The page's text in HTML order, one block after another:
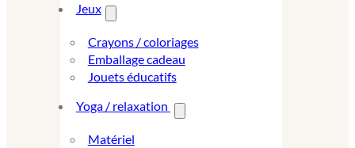
Jeux
Crayons / coloriages
Emballage cadeau
Jouets éducatifs
Yoga / relaxation
Matériel